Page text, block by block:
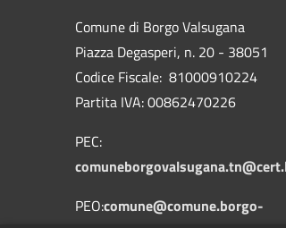
Comune di Borgo Valsugana
Piazza Degasperi, n. 20 - 38051
Codice Fiscale: 81000910224
Partita IVA: 00862470226
PEC:
PEO:comune@comune.borgo-